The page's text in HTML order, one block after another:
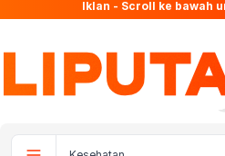
Iklan - Scroll ke bawah